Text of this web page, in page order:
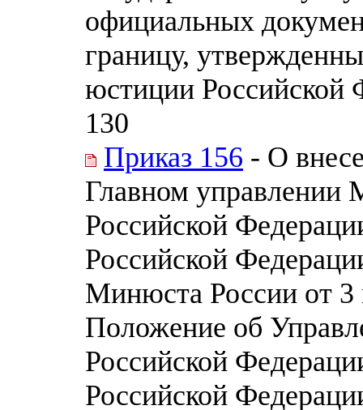
официальных
границу,
юстиции Российской
130
Приказ 156 - О
Главном управлении
Российской
Российской
Минюста России от 3
Положение об
Российской
Российской